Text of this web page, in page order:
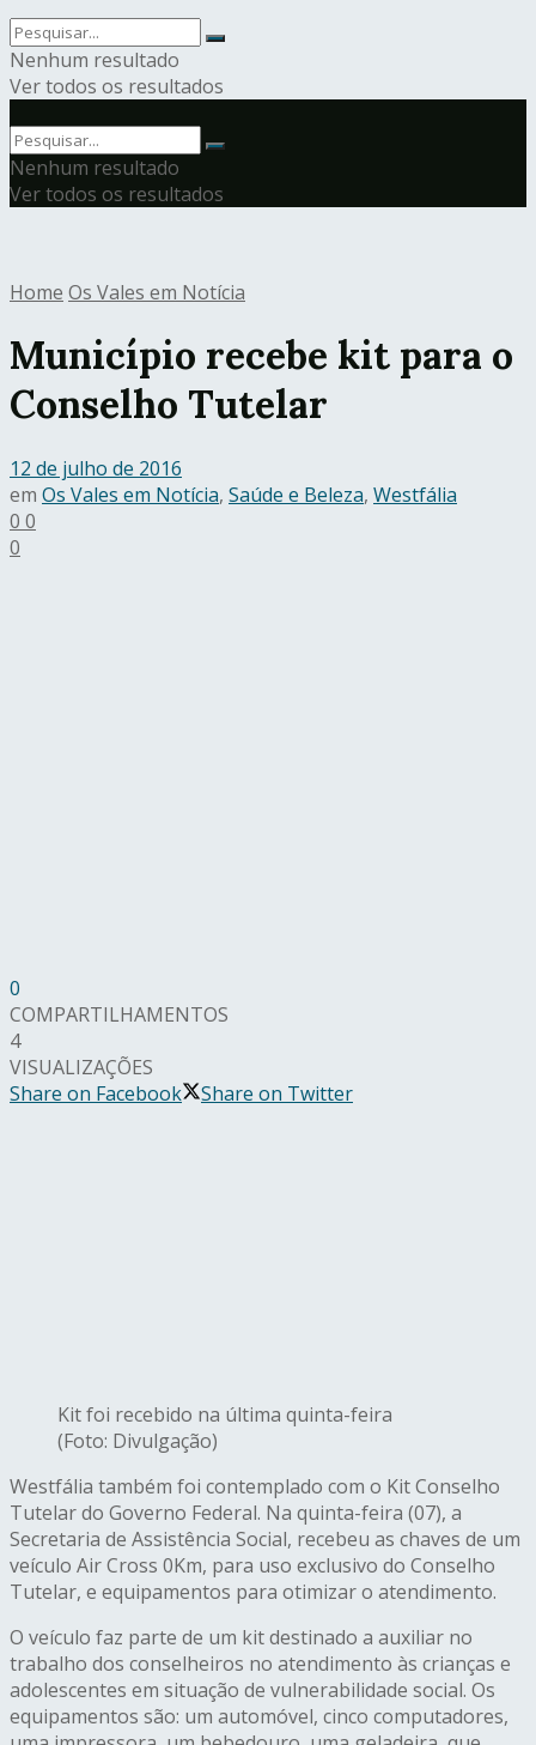
Nenhum resultado
Ver todos os resultados
Nenhum resultado
Ver todos os resultados
Home Os Vales em Notícia
Município recebe kit para o
Conselho Tutelar
12 de julho de 2016
em Os Vales em Notícia, Saúde e Beleza, Westfália
0 0
0
0
COMPARTILHAMENTOS
4
VISUALIZAÇÕES
Share on Facebook
Share on Twitter
Kit foi recebido na última quinta-feira
(Foto: Divulgação)
Westfália também foi contemplado com o Kit Conselho
Tutelar do Governo Federal. Na quinta-feira (07), a
Secretaria de Assistência Social, recebeu as chaves de um
veículo Air Cross 0Km, para uso exclusivo do Conselho
Tutelar, e equipamentos para otimizar o atendimento.
O veículo faz parte de um kit destinado a auxiliar no
trabalho dos conselheiros no atendimento às crianças e
adolescentes em situação de vulnerabilidade social. Os
equipamentos são: um automóvel, cinco computadores,